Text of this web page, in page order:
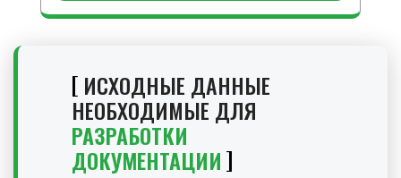
ИСХОДНЫЕ ДАННЫЕ
НЕОБХОДИМЫЕ ДЛЯ
РАЗРАБОТКИ
ДОКУМЕНТАЦИИ